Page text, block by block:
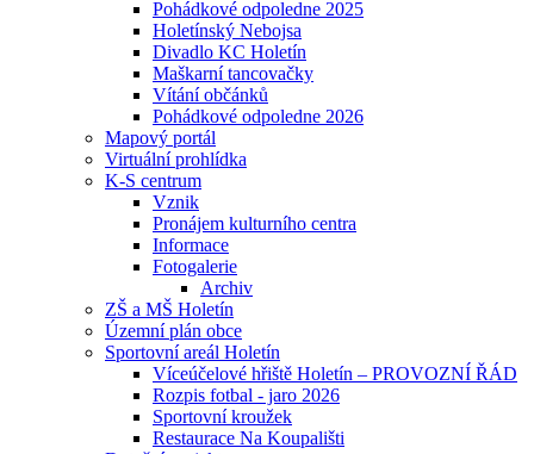
Pohádkové odpoledne 2025
Holetínský Nebojsa
Divadlo KC Holetín
Maškarní tancovačky
Vítání občánků
Pohádkové odpoledne 2026
Mapový portál
Virtuální prohlídka
K-S centrum
Vznik
Pronájem kulturního centra
Informace
Fotogalerie
Archiv
ZŠ a MŠ Holetín
Územní plán obce
Sportovní areál Holetín
Víceúčelové hřiště Holetín – PROVOZNÍ ŘÁD
Rozpis fotbal - jaro 2026
Sportovní kroužek
Restaurace Na Koupališti